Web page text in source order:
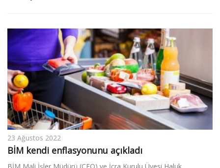
23 Ağustos 2022
BİM kendi enflasyonunu açıkladı